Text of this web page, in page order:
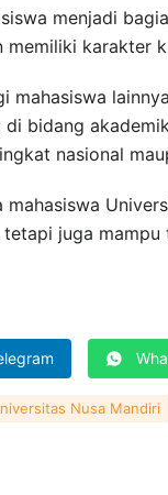
menjadi
memiliki karakter
mahasiswa
bidang
nasional
juga
Nusa Mandiri